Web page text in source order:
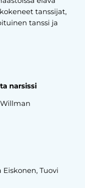
tanssijat,
tanssi ja
narsissi
Tuovi